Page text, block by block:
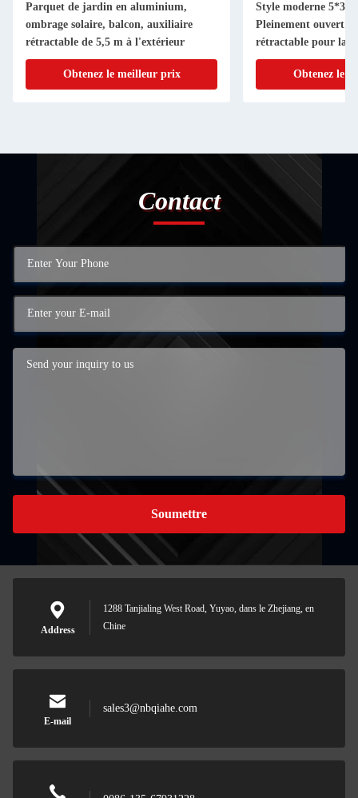
Parquet de jardin en aluminium,
ombrage solaire, balcon, auxiliaire
rétractable de 5,5 m à l'extérieur
Obtenez le meilleur prix
Style moderne
Pleinement ouvert
rétractable pour la
extérieur
Obtenez le
Contact
Soumettre
Address
1288 Tanjialing West Road, Yuyao, dans le Zhejiang, en
Chine
E-mail
sales3@nbqiahe.com